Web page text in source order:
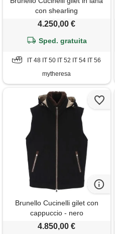
con shearling
4.250,00 €
Sped. gratuita
IT 48 IT 50 IT 52 IT 54 IT 56
mytheresa
Brunello Cucinelli gilet con
cappuccio - nero
4.850,00 €